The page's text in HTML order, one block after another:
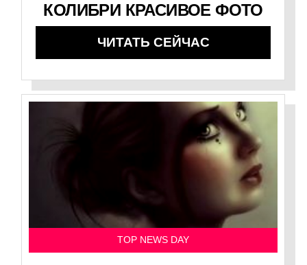
КОЛИБРИ КРАСИВОЕ ФОТО
ЧИТАТЬ СЕЙЧАС
TOP NEWS DAY